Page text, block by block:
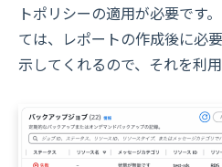
トポリシーの適用が必要です
ては、レポートの作成後に必
示してくれるので、それを利用